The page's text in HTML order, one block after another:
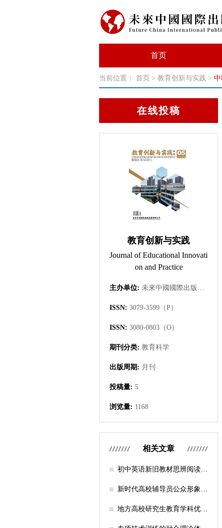
首页
当前位置： 首页 > 教育创新与实践 >
在线投稿
教育创新与实践
Journal of Educational Innovati
on and Practice
主办单位: 未來中國國際出版集團有限公司
ISSN: 3079-3599（P）
ISSN: 3080-0803（O）
期刊分类: 教育科学
出版周期: 月刊
投稿量: 5
浏览量: 1168
相关文章
初中英语新旧教材思辨阅读任
新时代高校辅导员公众形象塑
地方高校研究生教育学科优化